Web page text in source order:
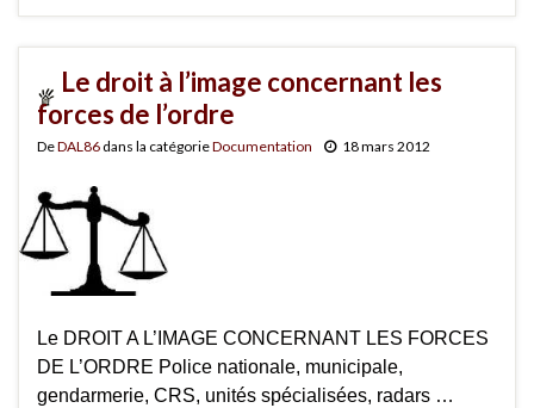
Le droit à l’image concernant les
forces de l’ordre
DeDAL86 dans la catégorieDocumentation 18 mars 2012
Le DROIT A L’IMAGE CONCERNANT LES FORCES
DE L’ORDRE Police nationale, municipale,
gendarmerie, CRS, unités spécialisées, radars …